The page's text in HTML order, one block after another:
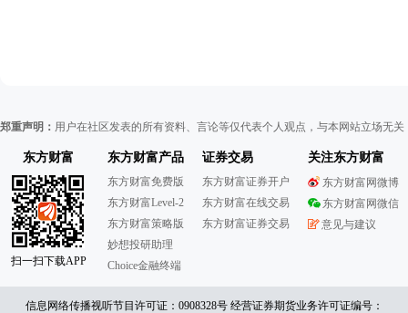
郑重声明： 用户在社区发表的所有资料、言论等仅代表个人观点，与本网站立场无
东方财富
扫一扫下载APP
东方财富产品
东方财富免费版
东方财富Level-2
东方财富策略版
妙想投研助理
Choice金融终端
证券交易
东方财富证券开户
东方财富在线交易
东方财富证券交易
关注东方财富
东方财富网微博
东方财富网微信
意见与建议
信息网络传播视听节目许可证：0908328号 经营证券期货业务许可证编号：